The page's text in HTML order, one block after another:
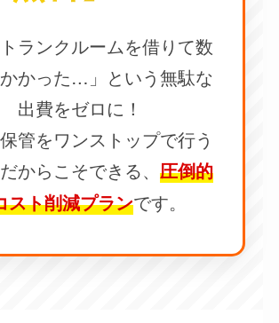
トランクルームを借りて数
かった…」という無駄な
出費をゼロに！
管をワンストップで行う
からこそできる、 圧倒的
スト削減プランです。